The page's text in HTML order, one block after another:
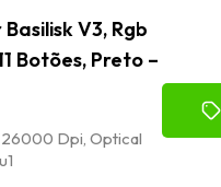
V3, Rgb
Botões, Preto –
26000 Dpi, Optical